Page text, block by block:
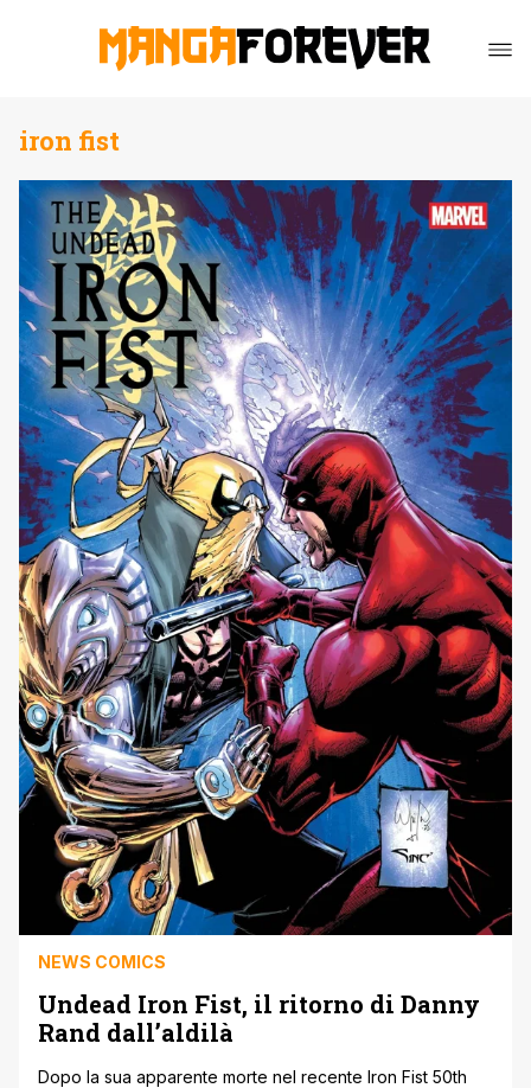
iron fist
NEWS COMICS
Undead Iron Fist, il ritorno di Danny
Rand dall’aldilà
Dopo la sua apparente morte nel recente Iron Fist 50th